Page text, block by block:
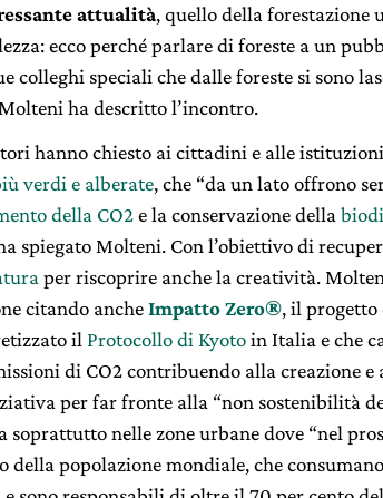
attualità, quello della forestazione
ecco perché parlare di foreste a un
colleghi speciali che dalle foreste si sono
Molteni ha descritto l’incontro.
hanno chiesto ai cittadini e alle
verdi e alberate, che “da un lato offrono
della CO2e la conservazione della
spiegato Molteni. Con l’obiettivo di
per riscoprire anche la creatività.
citando ancheImpatto Zero®, il progetto
il Protocollo di Kyotoin Italia e che
di CO2 contribuendo alla creazione
per far fronte alla “non sostenibilità
soprattutto nelle zone urbane dove “nel
della popolazione mondiale, che